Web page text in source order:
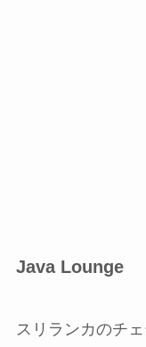
Java Lounge
スリランカのチ